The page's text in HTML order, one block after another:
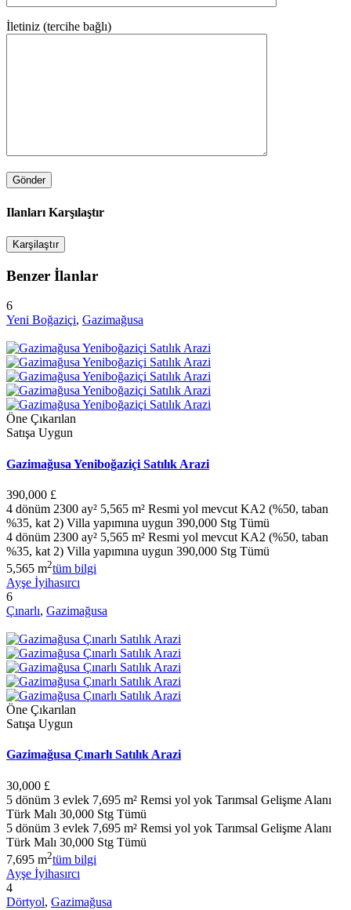
İletiniz (tercihe bağlı)
Ilanları Karşılaştır
Karşilaştır
Benzer İlanlar
6
Yeni Boğaziçi, Gazimağusa
Öne Çıkarılan
Satışa Uygun
Gazimağusa Yeniboğaziçi Satılık Arazi
390,000 £
4 dönüm 2300 ay² 5,565 m² Resmi yol mevcut KA2 (%50, taban
%35, kat 2) Villa yapımına uygun 390,000 Stg Tümü
4 dönüm 2300 ay² 5,565 m² Resmi yol mevcut KA2 (%50, taban
%35, kat 2) Villa yapımına uygun 390,000 Stg Tümü
5,565 m2tüm bilgi
Ayşe İyihasırcı
6
Çınarlı, Gazimağusa
Öne Çıkarılan
Satışa Uygun
Gazimağusa Çınarlı Satılık Arazi
30,000 £
5 dönüm 3 evlek 7,695 m² Remsi yol yok Tarımsal Gelişme Alanı
Türk Malı 30,000 Stg Tümü
5 dönüm 3 evlek 7,695 m² Remsi yol yok Tarımsal Gelişme Alanı
Türk Malı 30,000 Stg Tümü
7,695 m2tüm bilgi
Ayşe İyihasırcı
4
Dörtyol, Gazimağusa